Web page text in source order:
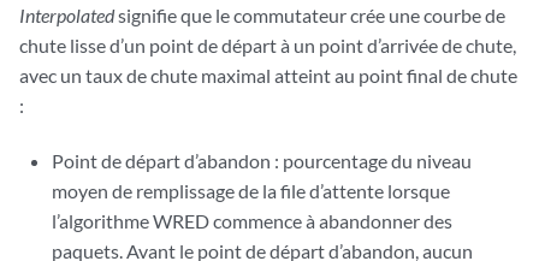
Interpolatedsignifie que le commutateur crée une courbe de
chute lisse d’un point de départ à un point d’arrivée de chute,
avec un taux de chute maximal atteint au point final de chute
:
Point de départ d’abandon : pourcentage du niveau
moyen de remplissage de la file d’attente lorsque
l’algorithme WRED commence à abandonner des
paquets. Avant le point de départ d’abandon, aucun